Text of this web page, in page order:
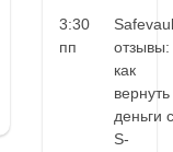
3:30
пп
отзывы:
как
вернуть
деньги с
S-